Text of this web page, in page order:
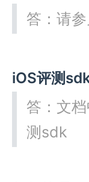
答：请
iOS评测
答：文
测sdk